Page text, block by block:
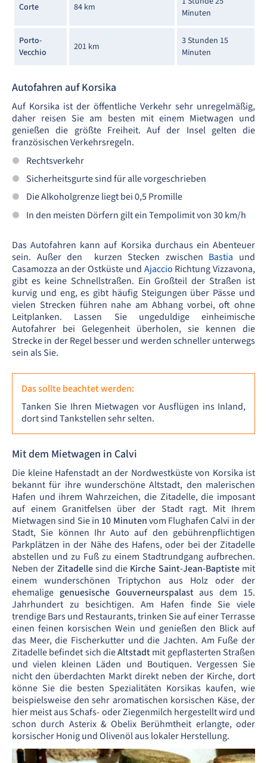
Corte 84 km
Minuten
Porto-
Vecchio
201 km
3 Stunden 15
Minuten
Autofahren auf Korsika
Auf Korsika ist der öffentliche Verkehr sehr unregelmäßig,
daher reisen Sie am besten mit einem Mietwagen und
genießen die größte Freiheit. Auf der Insel gelten die
französischen Verkehrsregeln.
Rechtsverkehr
Sicherheitsgurte sind für alle vorgeschrieben
Die Alkoholgrenze liegt bei 0,5 Promille
In den meisten Dörfern gilt ein Tempolimit von 30 km/h
Das Autofahren kann auf Korsika durchaus ein Abenteuer
sein. Außer den kurzen Stecken zwischen Bastia und
Casamozza an der Ostküste und Ajaccio Richtung Vizzavona,
gibt es keine Schnellstraßen. Ein Großteil der Straßen ist
kurvig und eng, es gibt häufig Steigungen über Pässe und
vielen Strecken führen nahe am Abhang vorbei, oft ohne
Leitplanken. Lassen Sie ungeduldige einheimische
Autofahrer bei Gelegenheit überholen, sie kennen die
Strecke in der Regel besser und werden schneller unterwegs
sein als Sie.
Das sollte beachtet werden:
Tanken Sie Ihren Mietwagen vor Ausflügen ins Inland,
dort sind Tankstellen sehr selten.
Mit dem Mietwagen in Calvi
Die kleine Hafenstadt an der Nordwestküste von Korsika ist
bekannt für ihre wunderschöne Altstadt, den malerischen
Hafen und ihrem Wahrzeichen, die Zitadelle, die imposant
auf einem Granitfelsen über der Stadt ragt. Mit Ihrem
Mietwagen sind Sie in 10 Minutenvom Flughafen Calvi in der
Stadt, Sie können Ihr Auto auf den gebührenpflichtigen
Parkplätzen in der Nähe des Hafens, oder bei der Zitadelle
abstellen und zu Fuß zu einem Stadtrundgang aufbrechen.
Neben der Zitadellesind die Kirche Saint-Jean-Baptistemit
einem wunderschönen Triptychon aus Holz oder der
ehemalige genuesische Gouverneurspalastaus dem 15.
Jahrhundert zu besichtigen. Am Hafen finde Sie viele
trendige Bars und Restaurants, trinken Sie auf einer Terrasse
einen feinen korsischen Wein und genießen den Blick auf
das Meer, die Fischerkutter und die Jachten. Am Fuße der
Zitadelle befindet sich dieAltstadtmit gepflasterten Straßen
und vielen kleinen Läden und Boutiquen. Vergessen Sie
nicht den überdachten Markt direkt neben der Kirche, dort
könne Sie die besten Spezialitäten Korsikas kaufen, wie
beispielsweise den sehr aromatischen korsischen Käse, der
hier meist aus Schafs- oder Ziegenmilch hergestellt wird und
schon durch Asterix & Obelix Berühmtheit erlangte, oder
korsischer Honig und Olivenöl aus lokaler Herstellung.